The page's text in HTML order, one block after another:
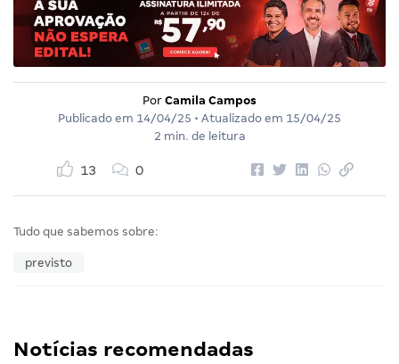
Por Camila Campos
Publicado em 14/04/25 • Atualizado em 15/04/25
2 min. de leitura
13 0
Tudo que sabemos sobre:
previsto
Notícias recomendadas